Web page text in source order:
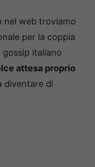
nel web troviamo
per la coppia
italiano
attesa proprio
diventare di